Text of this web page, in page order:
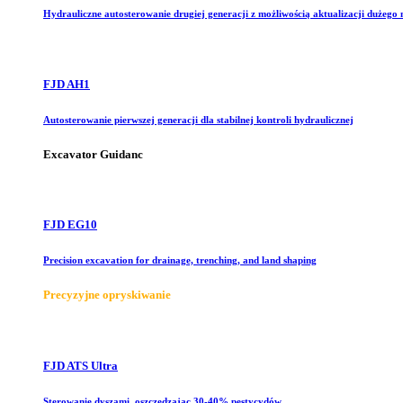
Hydrauliczne autosterowanie drugiej generacji z możliwością aktualizacji dużego
FJD AH1
Autosterowanie pierwszej generacji dla stabilnej kontroli hydraulicznej
Excavator Guidanc
FJD EG10
Precision excavation for drainage, trenching, and land shaping
Precyzyjne opryskiwanie
FJD ATS Ultra
Sterowanie dyszami, oszczędzając 30-40% pestycydów